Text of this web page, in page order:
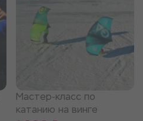
Мастер-класс по
катанию на винге